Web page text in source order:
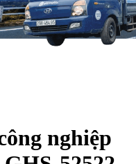
nghiệp